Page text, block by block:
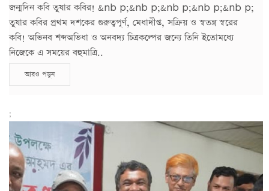
জন্মদিন কবি তুষার কবির! &nb p;&nb p;&nb p;&nb p;&nb p;
তুষার কবির প্রথম দশকের গুরুত্বপূর্ণ, মেধাদীপ্ত, সক্রিয় ও স্বতন্ত্র স্বরের
কবি! অভিনব শব্দঅভিধা ও অনবদ্য চিত্রকল্পের জন্যে তিনি ইতোমধ্যে
নিজেকে এ সময়ের বহুমাত্রি..
আরও পড়ুন
;